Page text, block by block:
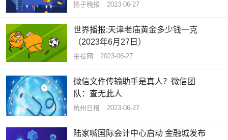
扬子晚报 2023-06-27
世界播报:天津老庙黄金多少钱一克
（2023年6月27日）
金投网 2023-06-27
微信文件传输助手是真人？微信团
队：查无此人
杭州日报 2023-06-27
陆家嘴国际会计中心启动 金融城发布